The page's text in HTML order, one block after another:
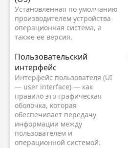
Установленная по умолчанию
производителем устройства
операционная система, а
также ее версия.
Пользовательский
интерфейс
Интерфейс пользователя (UI
— user interface) — как
правило это графическая
оболочка, которая
обеспечивает передачу
информации между
пользователем и
операционной системой.